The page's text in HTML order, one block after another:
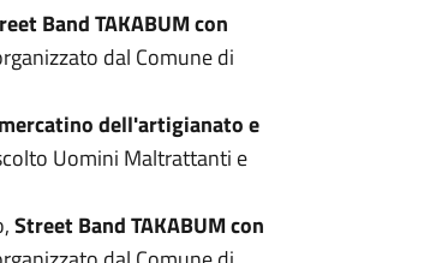
Band TAKABUM con
dal Comune di
dell'artigianato e
Uomini Maltrattanti e
Street Band TAKABUM con